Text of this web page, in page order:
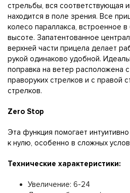
стрельбы, вся соответствующая
находится в поле зрения. Все
колесо параллакса, встроенное
высоте. Запатентованное
верхней части прицела делает
рукой одинаково удобной.
поправка на ветер расположена
праворуких стрелков и с правой
стрелков.
Zero Stop
Эта функция помогает
к нулю, особенно в сложных
Технические характеристики:
Увеличение: 6-24